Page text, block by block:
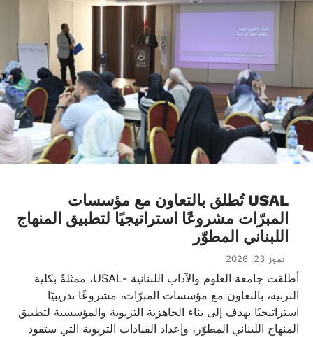
USAL تُطلق بالتعاون مع مؤسسات
المبرّات مشروعًا استراتيجيًا لتطبيق المنهاج
اللبناني المطوّر
تموز 23, 2026
أطلقت جامعة العلوم والآداب اللبنانية -USAL، ممثلةً بكلية
التربية، بالتعاون مع مؤسسات المبرّات، مشروعًا تدريبيًا
استراتيجيًا يهدف إلى بناء الجاهزية التربوية والمؤسسية لتطبيق
المنهاج اللبناني المطوّر، وإعداد القيادات التربوية التي ستقود